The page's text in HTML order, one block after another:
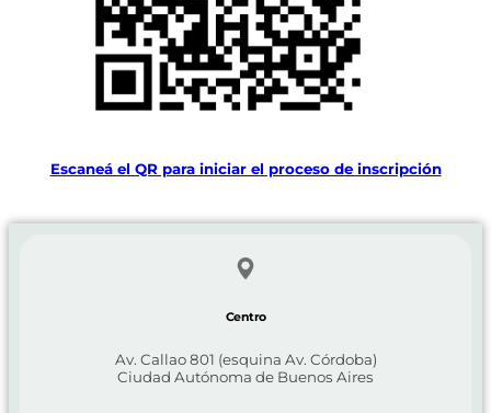
Escaneá el QR para iniciar el proceso de inscripción
Centro
Av. Callao 801 (esquina Av. Córdoba)
Ciudad Autónoma de Buenos Aires